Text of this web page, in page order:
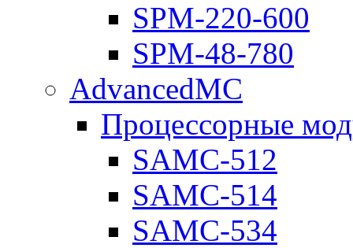
SPM-220-600
SPM-48-780
AdvancedMC
Процессорные
SAMC-512
SAMC-514
SAMC-534